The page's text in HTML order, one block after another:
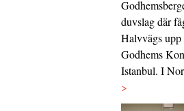
duvslag där
Halvvägs
Godhems
Istanbul. I
>